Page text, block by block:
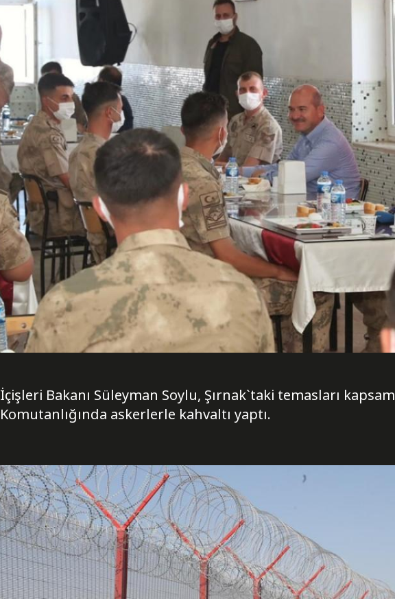
İçişleri Bakanı Süleyman Soylu, Şırnak`taki temasları
Komutanlığında askerlerle kahvaltı yaptı.